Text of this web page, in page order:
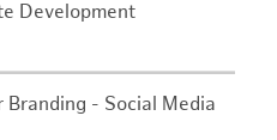
Development
- Social Media